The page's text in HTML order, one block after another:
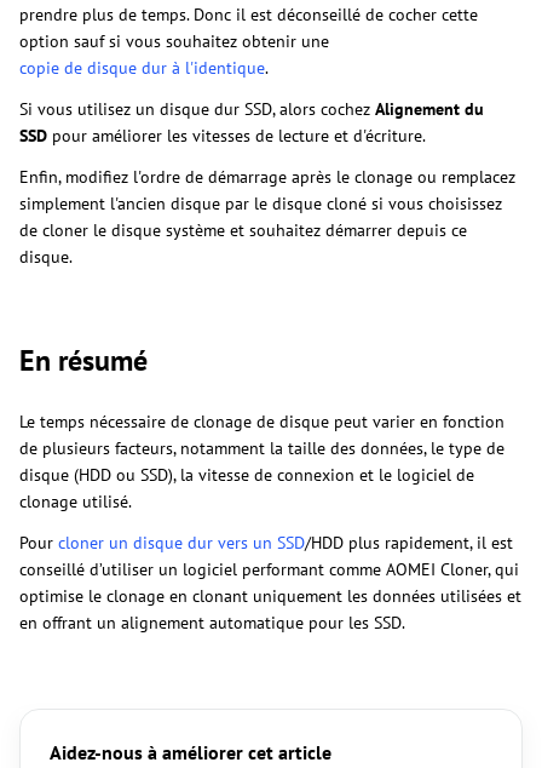
prendre plus de temps. Donc il est déconseillé de cocher cette
option sauf si vous souhaitez obtenir une
copie de disque dur à l'identique.
Si vous utilisez un disque dur SSD, alors cochez Alignement du
SSD pour améliorer les vitesses de lecture et d'écriture.
Enfin, modifiez l'ordre de démarrage après le clonage ou remplacez
simplement l'ancien disque par le disque cloné si vous choisissez
de cloner le disque système et souhaitez démarrer depuis ce
disque.
En résumé
Le temps nécessaire de clonage de disque peut varier en fonction
de plusieurs facteurs, notamment la taille des données, le type de
disque (HDD ou SSD), la vitesse de connexion et le logiciel de
clonage utilisé.
Pour cloner un disque dur vers un SSD/HDD plus rapidement, il est
conseillé d’utiliser un logiciel performant comme AOMEI Cloner, qui
optimise le clonage en clonant uniquement les données utilisées et
en offrant un alignement automatique pour les SSD.
Aidez-nous à améliorer cet article